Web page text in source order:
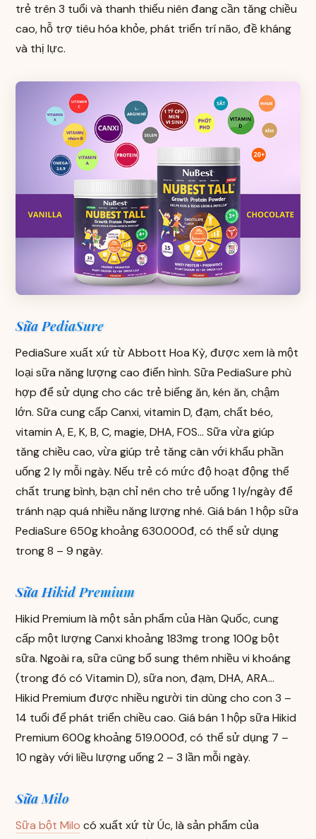
trẻ trên 3 tuổi và thanh thiếu niên đang cần tăng chiều
cao, hỗ trợ tiêu hóa khỏe, phát triển trí não, đề kháng
và thị lực.
Sữa PediaSure
PediaSure xuất xứ từ Abbott Hoa Kỳ, được xem là một
loại sữa năng lượng cao điển hình. Sữa PediaSure phù
hợp để sử dụng cho các trẻ biếng ăn, kén ăn, chậm
lớn. Sữa cung cấp Canxi, vitamin D, đạm, chất béo,
vitamin A, E, K, B, C, magie, DHA, FOS… Sữa vừa giúp
tăng chiều cao, vừa giúp trẻ tăng cân với khẩu phần
uống 2 ly mỗi ngày. Nếu trẻ có mức độ hoạt động thể
chất trung bình, bạn chỉ nên cho trẻ uống 1 ly/ngày để
tránh nạp quá nhiều năng lượng nhé. Giá bán 1 hộp sữa
PediaSure 650g khoảng 630.000đ, có thể sử dụng
trong 8 – 9 ngày.
Sữa Hikid Premium
Hikid Premium là một sản phẩm của Hàn Quốc, cung
cấp một lượng Canxi khoảng 183mg trong 100g bột
sữa. Ngoài ra, sữa cũng bổ sung thêm nhiều vi khoáng
(trong đó có Vitamin D), sữa non, đạm, DHA, ARA…
Hikid Premium được nhiều người tin dùng cho con 3 –
14 tuổi để phát triển chiều cao. Giá bán 1 hộp sữa Hikid
Premium 600g khoảng 519.000đ, có thể sử dụng 7 –
10 ngày với liều lượng uống 2 – 3 lần mỗi ngày.
Sữa Milo
Sữa bột Milo có xuất xứ từ Úc, là sản phẩm của